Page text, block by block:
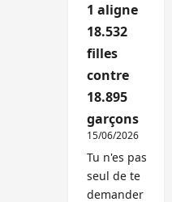
1 aligne
18.532
filles
contre
18.895
garçons
15/06/2026
Tu n'es pas
seul de te
demander